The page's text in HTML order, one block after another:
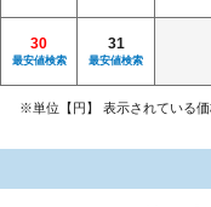
30
最安値検索
31
最安値検索
※単位【円】 表示されている